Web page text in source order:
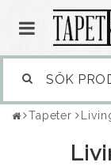
Tapeter